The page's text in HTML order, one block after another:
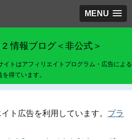
MENU
情報ブログ＜非公式＞
イトはアフィリエイトプログラム・広告による
を得ています。
ト広告を利用しています。 プラ